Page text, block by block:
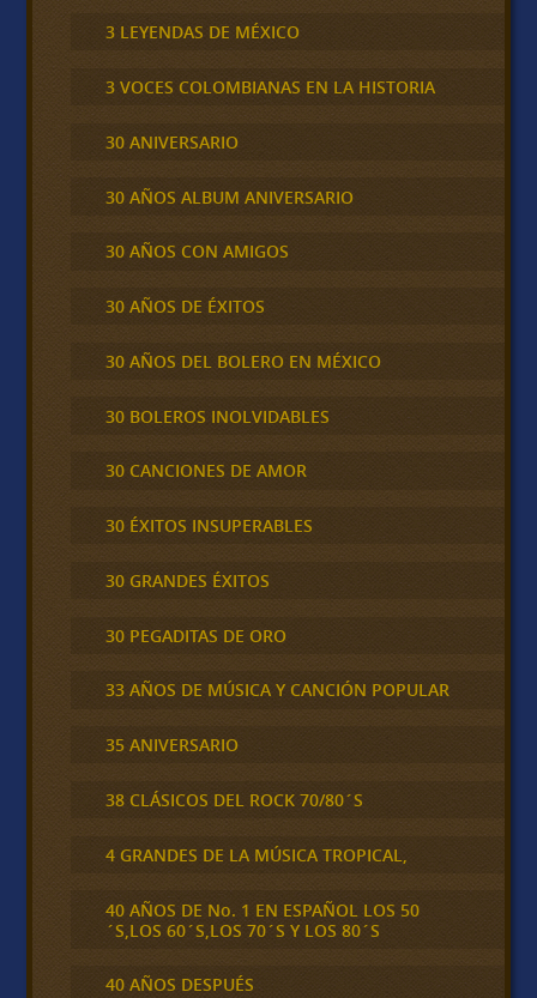
3 LEYENDAS DE MÉXICO
3 VOCES COLOMBIANAS EN LA HISTORIA
30 ANIVERSARIO
30 AÑOS ALBUM ANIVERSARIO
30 AÑOS CON AMIGOS
30 AÑOS DE ÉXITOS
30 AÑOS DEL BOLERO EN MÉXICO
30 BOLEROS INOLVIDABLES
30 CANCIONES DE AMOR
30 ÉXITOS INSUPERABLES
30 GRANDES ÉXITOS
30 PEGADITAS DE ORO
33 AÑOS DE MÚSICA Y CANCIÓN POPULAR
35 ANIVERSARIO
38 CLÁSICOS DEL ROCK 70/80´S
4 GRANDES DE LA MÚSICA TROPICAL,
40 AÑOS DE No. 1 EN ESPAÑOL LOS 50
´S,LOS 60´S,LOS 70´S Y LOS 80´S
40 AÑOS DESPUÉS